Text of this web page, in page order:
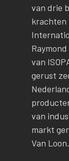
van drie
krachten
van
gerust
van
markt
Van Loon.